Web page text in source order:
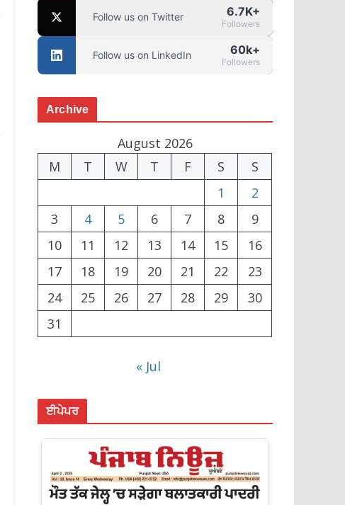
Follow us on Twitter 6.7K+
Followers
Follow us on LinkedIn 60k+
Followers
Archive
August 2026
M
T W T F S
S
1
2
3
4 5 6 7 8
9
10
11 12 13 14 15
16
17
18 19 20 21 22
23
24
25 26 27 28 29
30
31
« Jul
ਈਪੇਪਰ